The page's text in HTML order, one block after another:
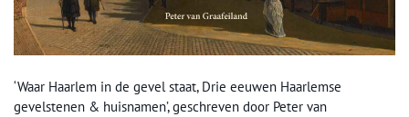
‘Waar Haarlem in de gevel staat, Drie eeuwen Haarlemse
gevelstenen & huisnamen’, geschreven door Peter van